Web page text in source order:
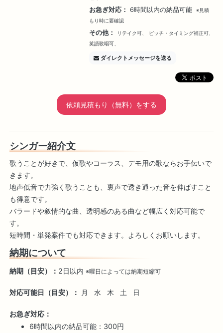
お急ぎ対応： 6時間以内の納品可能
※見積
もり時に要確認
その他： リテイク可、
ピッチ・タイミング補正可、
英語歌唱可、
ダイレクトメッセージを送る
依頼見積もり（無料）をする
シンガー紹介文
歌うことが好きで、仮歌やコーラス、デモ用の歌ならお手伝いで
きます。
地声低音で力強く歌うことも、裏声で透き通った音を伸ばすこと
も得意です。
バラードや叙情的な曲、透明感のある曲など幅広く対応可能で
す。
短時間・単発案件でも対応できます。よろしくお願いします。
納期について
納期（目安）： 2日以内 ※曜日によっては納期短縮可
対応可能日（目安）： 月 水 木 土 日
お急ぎ対応：
6時間以内の納品可能：300円